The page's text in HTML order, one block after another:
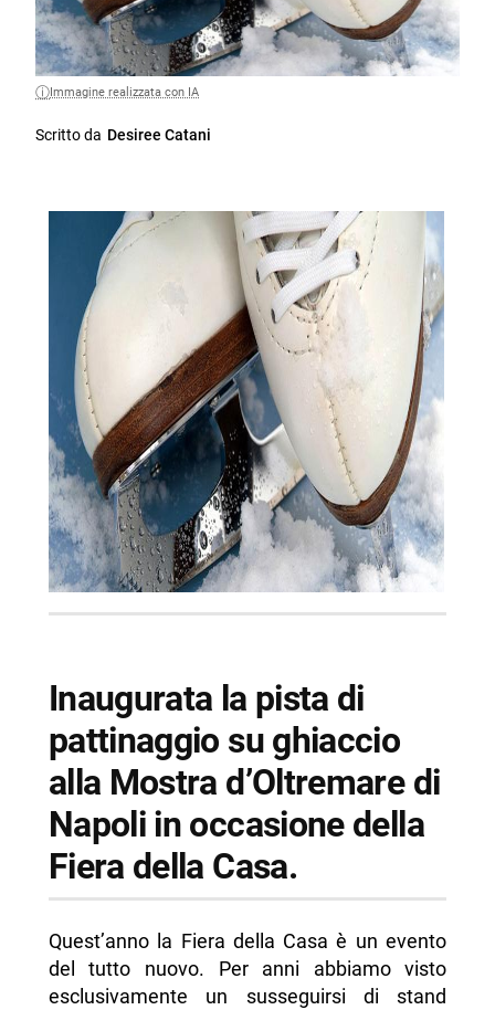
Immagine realizzata con IA
Scritto da Desiree Catani
Inaugurata la pista di
pattinaggio su ghiaccio
alla Mostra d’Oltremare di
Napoli in occasione della
Fiera della Casa.
Quest’anno la Fiera della Casa è un evento
del tutto nuovo. Per anni abbiamo visto
esclusivamente un susseguirsi di stand